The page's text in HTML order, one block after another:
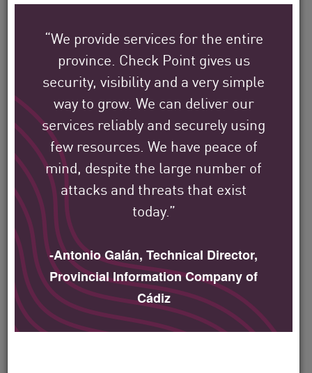
“We provide services for the entire
province. Check Point gives us
security, visibility and a very simple
way to grow. We can deliver our
services reliably and securely using
few resources. We have peace of
mind, despite the large number of
attacks and threats that exist
today.”
-Antonio Galán, Technical Director,
Provincial Information Company of
Cádiz
Vea cómo los clientes
globales de Check Point
están protegiendo su
entorno.
Nuestra misión es ayudar a proteger las
organizaciones empresariales,
gubernamentales y de proveedores de
servicios más grandes del mundo.
Filter
by
Solutions
Filter